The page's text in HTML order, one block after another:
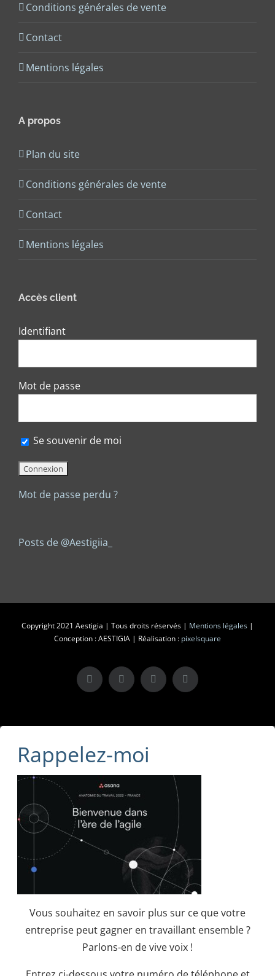
Conditions générales de vente
Contact
Mentions légales
A propos
Plan du site
Conditions générales de vente
Contact
Mentions légales
Accès client
Identifiant
Mot de passe
Se souvenir de moi
Mot de passe perdu ?
Posts de @Aestigiia_
Copyright 2021 Aestigia | Tous droits réservés | Mentions légales |
Conception : AESTIGIA | Réalisation : pixelsquare
X LinkedInInstagramFacebook
Rappelez-moi
Vous souhaitez en savoir plus sur ce que votre
entreprise peut gagner en travaillant ensemble ?
Parlons-en de vive voix !